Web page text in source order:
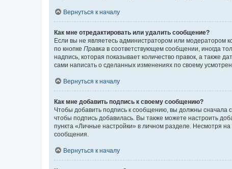
Вернуться к началу
Как мне отредактировать или удалить сообщение?
Если вы не являетесь администратором или модератором
по кнопке Правка в соответствующем сообщении, иногда
надпись, которая показывает количество правок, а также
сами написать о сделанных изменениях по своему
Вернуться к началу
Как мне добавить подпись к своему сообщению?
Чтобы добавить подпись к сообщению, вы должны сначала
чтобы подпись добавилась. Вы также можете настроить
пункта «Личные настройки» в личном разделе. Несмотря
сообщения.
Вернуться к началу